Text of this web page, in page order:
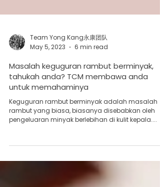
Team Yong Kang永康团队
May 5, 2023
6 min read
Masalah keguguran rambut berminyak,
tahukah anda? TCM membawa anda
untuk memahaminya
rambut yang biasa, biasanya disebabkan oleh